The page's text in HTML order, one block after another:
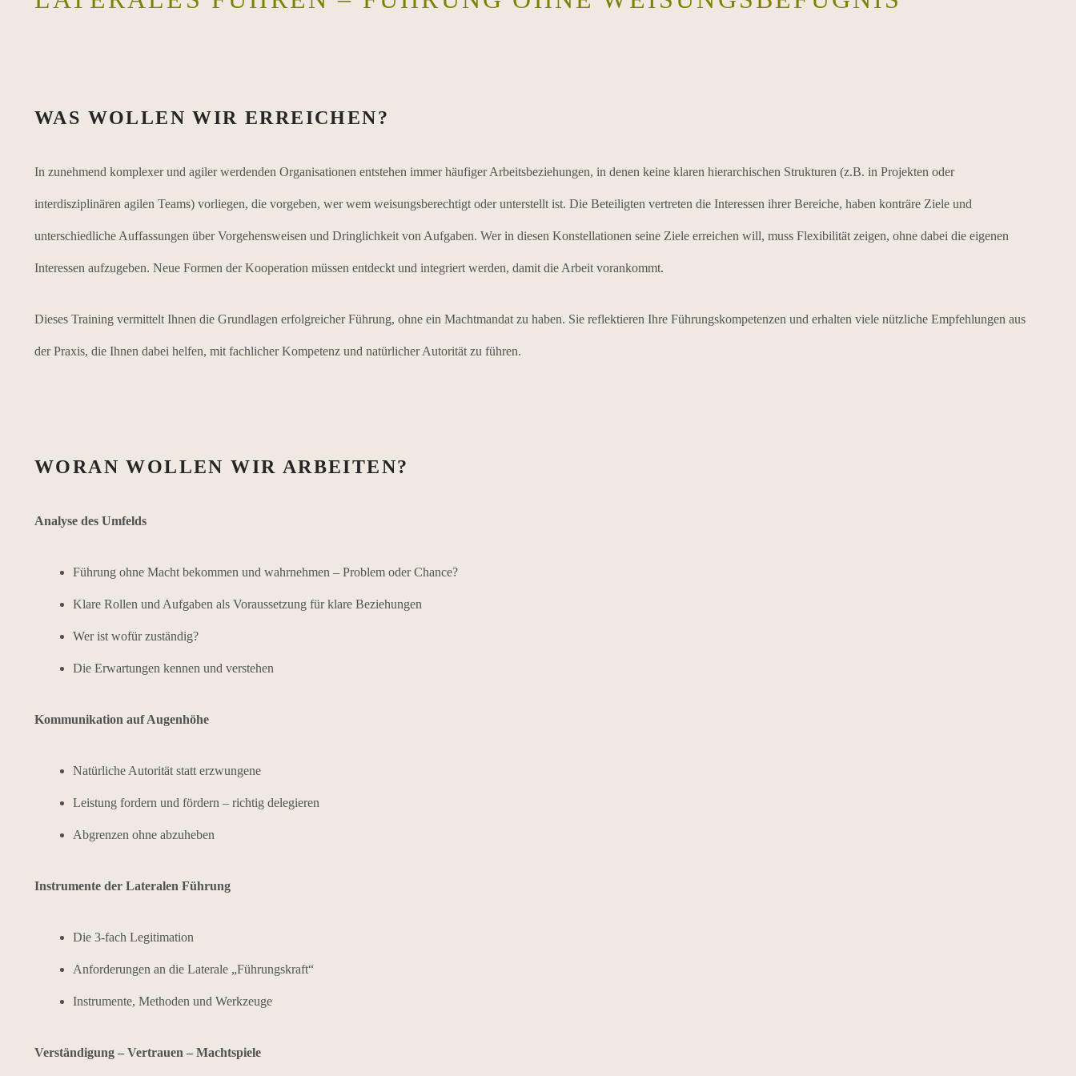
WAS WOLLEN WIR ERREICHEN?
In zunehmend komplexer und agiler werdenden Organisationen entstehen immer häufiger Arbeitsbeziehungen, in denen keine klaren hierarchischen Strukturen (z.B. in Projekten oder
interdisziplinären agilen Teams) vorliegen, die vorgeben, wer wem weisungsberechtigt oder unterstellt ist. Die Beteiligten vertreten die Interessen ihrer Bereiche, haben konträre Ziele und
unterschiedliche Auffassungen über Vorgehensweisen und Dringlichkeit von Aufgaben. Wer in diesen Konstellationen seine Ziele erreichen will, muss Flexibilität zeigen, ohne dabei die eigenen
Interessen aufzugeben. Neue Formen der Kooperation müssen entdeckt und integriert werden, damit die Arbeit vorankommt.
Dieses Training vermittelt Ihnen die Grundlagen erfolgreicher Führung, ohne ein Machtmandat zu haben. Sie reflektieren Ihre Führungskompetenzen und erhalten viele nützliche Empfehlungen aus
der Praxis, die Ihnen dabei helfen, mit fachlicher Kompetenz und natürlicher Autorität zu führen.
WORAN WOLLEN WIR ARBEITEN?
Analyse des Umfelds
Führung ohne Macht bekommen und wahrnehmen – Problem oder Chance?
Klare Rollen und Aufgaben als Voraussetzung für klare Beziehungen
Wer ist wofür zuständig?
Die Erwartungen kennen und verstehen
Kommunikation auf Augenhöhe
Natürliche Autorität statt erzwungene
Leistung fordern und fördern – richtig delegieren
Abgrenzen ohne abzuheben
Instrumente der Lateralen Führung
Die 3-fach Legitimation
Anforderungen an die Laterale „Führungskraft“
Instrumente, Methoden und Werkzeuge
Verständigung – Vertrauen – Machtspiele